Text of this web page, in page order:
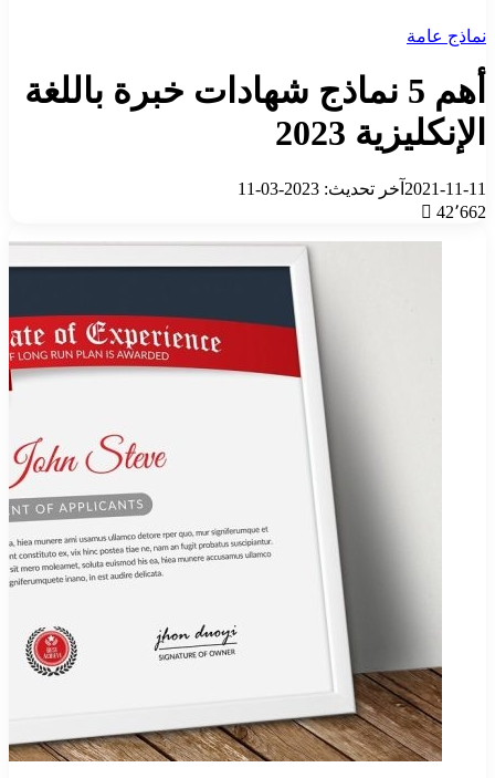
نماذج عامة
أهم 5 نماذج شهادات خبرة باللغة
الإنكليزية 2023
2021-11-11 آخر تحديث: 2023-03-11
42٬662